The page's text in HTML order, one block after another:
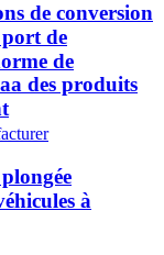
de conversion
de
de
des produits
à